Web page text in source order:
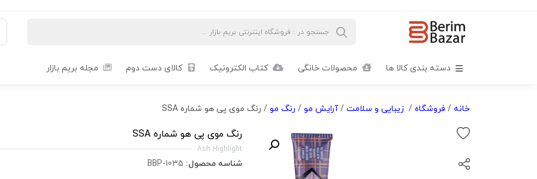
دسته بندی کالا ها محصولات خانگی کتاب الکترونیک کالای دست دوم مجله بریم بازار
خانه / فروشگاه / زیبایی و سلامت /آرایش مو / رنگ مو / رنگ موی پی هو شماره SSA
رنگ موی پی هو شماره SSA
Ash Highlight
شناسه محصول: BBP-1035